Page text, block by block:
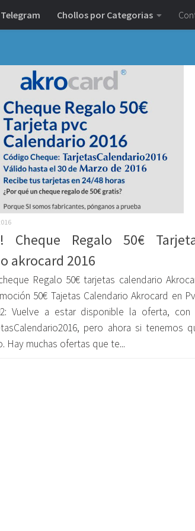
Telegram Chollos por Categorias
Cheque Regalo 50€
akrocard 2016
Regalo 50€ tarjetas calendario
50€ Tajetas Calendario Akrocard en
Vuelve a estar disponible la oferta, con
pero ahora si tenemos
Hay muchas ofertas que te...